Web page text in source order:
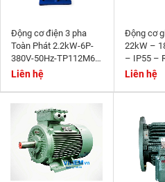
Động cơ điện 3 pha
Toàn Phát 2.2kW-6P-
380V-50Hz-TP112M6-
B3- tốc độ 940~1000
Liên hệ
Động cơ
22kW –
– IP55 –
Momen
Liên hệ